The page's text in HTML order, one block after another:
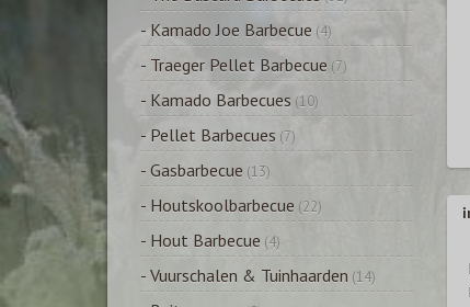
- Kamado Joe Barbecue (4)
- Traeger Pellet Barbecue (7)
- Kamado Barbecues (10)
- Pellet Barbecues (7)
- Gasbarbecue (13)
- Houtskoolbarbecue (22)
- Hout Barbecue (4)
- Vuurschalen & Tuinhaarden (14)